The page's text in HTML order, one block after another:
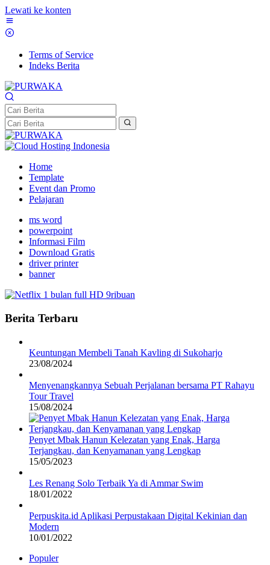
Lewati ke konten
Terms of Service
Indeks Berita
Home
Template
Event dan Promo
Pelajaran
ms word
powerpoint
Informasi Film
Download Gratis
driver printer
banner
Berita Terbaru
Keuntungan Membeli Tanah Kavling di Sukoharjo
23/08/2024
Menyenangkannya Sebuah Perjalanan bersama PT Rahayu
Tour Travel
15/08/2024
Penyet Mbak Hanun Kelezatan yang Enak, Harga
Terjangkau, dan Kenyamanan yang Lengkap
15/05/2023
Les Renang Solo Terbaik Ya di Ammar Swim
18/01/2022
Perpuskita.id Aplikasi Perpustakaan Digital Kekinian dan
Modern
10/01/2022
Populer